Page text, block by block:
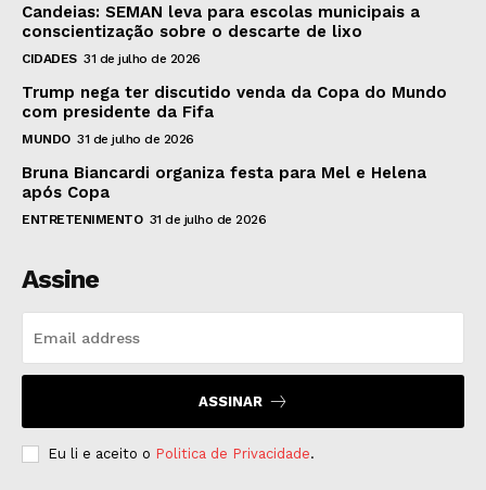
Candeias: SEMAN leva para escolas municipais a
conscientização sobre o descarte de lixo
CIDADES 31 de julho de 2026
Trump nega ter discutido venda da Copa do Mundo
com presidente da Fifa
MUNDO 31 de julho de 2026
Bruna Biancardi organiza festa para Mel e Helena
após Copa
ENTRETENIMENTO 31 de julho de 2026
Assine
ASSINAR
Eu li e aceito o Politica de Privacidade.